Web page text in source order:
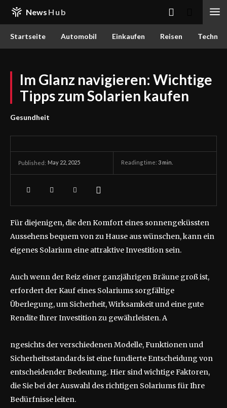
News Hub
Startseite Automobil Einkaufen Reisen Techn
Im Glanz navigieren: Wichtige
Tipps zum Solarien kaufen
Gesundheit
Published: May 22, 2025 Reading time: 3 min.
Für diejenigen, die den Komfort eines sonnengeküssten
Aussehens bequem von zu Hause aus wünschen, kann ein
eigenes Solarium eine attraktive Investition sein.
Auch wenn der Reiz einer ganzjährigen Bräune groß ist,
erfordert der Kauf eines Solariums sorgfältige
Überlegung, um Sicherheit, Wirksamkeit und eine gute
Rendite Ihrer Investition zu gewährleisten. A
ngesichts der verschiedenen Modelle, Funktionen und
Sicherheitsstandards ist eine fundierte Entscheidung von
entscheidender Bedeutung. Hier sind wichtige Faktoren,
die Sie bei der Auswahl des richtigen Solariums für Ihre
Bedürfnisse leiten.